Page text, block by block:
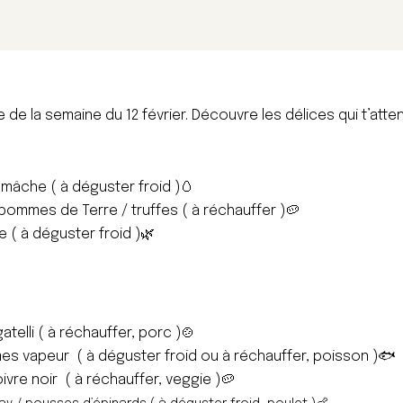
la semaine du 12 février. Découvre les délices qui
( à déguster froid ) 🥚
de Terre / truffes ( à réchauffer )🥔
( à déguster froid )🌿
( à réchauffer, porc )🍲
vapeur ( à déguster froid ou à réchauffer, poisson )🐟
noir ( à réchauffer, veggie )🥔